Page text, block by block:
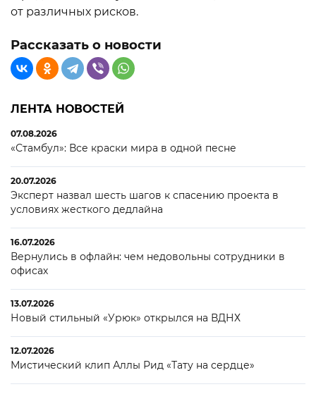
от различных рисков.
Рассказать о новости
ЛЕНТА НОВОСТЕЙ
07.08.2026
«Стамбул»: Все краски мира в одной песне
20.07.2026
Эксперт назвал шесть шагов к спасению проекта в
условиях жесткого дедлайна
16.07.2026
Вернулись в офлайн: чем недовольны сотрудники в
офисах
13.07.2026
Новый стильный «Урюк» открылся на ВДНХ
12.07.2026
Мистический клип Аллы Рид «Тату на сердце»